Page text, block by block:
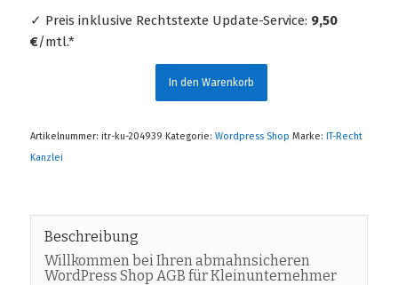
✓ Preis inklusive Rechtstexte Update-Service: 9,50
€/mtl.*
In den Warenkorb
Artikelnummer: itr-ku-204939 Kategorie: Wordpress Shop Marke: IT-Recht
Kanzlei
Beschreibung
Willkommen bei Ihren abmahnsicheren
WordPress Shop AGB für Kleinunternehmer